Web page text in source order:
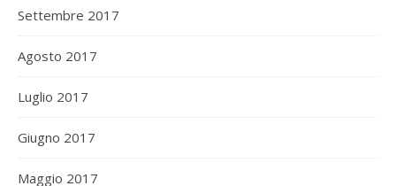
Settembre 2017
Agosto 2017
Luglio 2017
Giugno 2017
Maggio 2017